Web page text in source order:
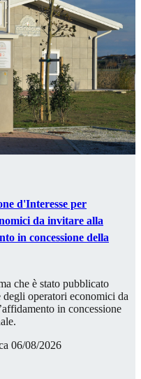
d'Interesse per
da invitare alla
in concessione della
che è stato pubblicato
operatori economici da
in concessione